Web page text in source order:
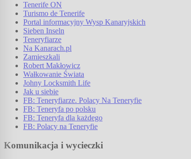
Tenerife ON
Turismo de Tenerife
Portal informacyjny Wysp Kanaryjskich
Sieben Inseln
Teneryfiarze
Na Kanarach.pl
Zamieszkali
Robert Makłowicz
Wałkowanie Świata
Johny Locksmith Life
Jak u siebie
FB: Teneryfiarze. Polacy Na Teneryfie
FB: Teneryfa po polsku
FB: Teneryfa dla każdego
FB: Polacy na Teneryfie
Komunikacja i wycieczki